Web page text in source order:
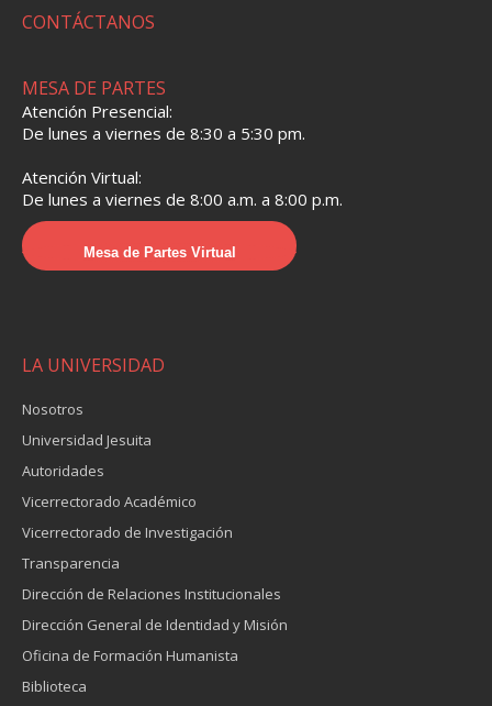
CONTÁCTANOS
MESA DE PARTES
Atención Presencial:
De lunes a viernes de 8:30 a 5:30 pm.
Atención Virtual:
De lunes a viernes de 8:00 a.m. a 8:00 p.m.
Mesa de Partes Virtual
LA UNIVERSIDAD
Nosotros
Universidad Jesuita
Autoridades
Vicerrectorado Académico
Vicerrectorado de Investigación
Transparencia
Dirección de Relaciones Institucionales
Dirección General de Identidad y Misión
Oficina de Formación Humanista
Biblioteca